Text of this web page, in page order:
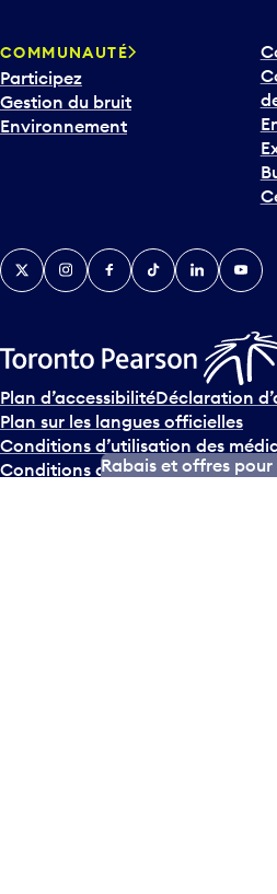
COMMUNAUTÉ
Participez
Gestion du bruit
Environnement
TwitterInstagramFacebook
TikTokLinkedInYouTube
Plan d’accessibilitéDéclaration
Plan sur les langues officielles
Conditions d’utilisation des
Conditions d’utilisationPolitique
Rabais et offres pour